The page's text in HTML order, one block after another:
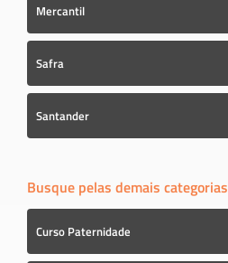
Mercantil
Safra
Santander
Busque pelas demais categorias
Curso Paternidade